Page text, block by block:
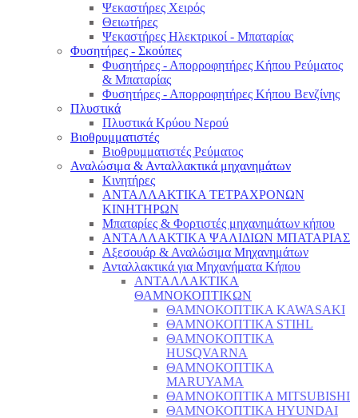
Ψεκαστήρες Χειρός
Θειωτήρες
Ψεκαστήρες Ηλεκτρικοί - Μπαταρίας
Φυσητήρες - Σκούπες
Φυσητήρες - Απορροφητήρες Κήπου Ρεύματος
& Μπαταρίας
Φυσητήρες - Απορροφητήρες Κήπου Βενζίνης
Πλυστικά
Πλυστικά Κρύου Νερού
Βιοθρυμματιστές
Βιοθρυμματιστές Ρεύματος
Αναλώσιμα & Ανταλλακτικά μηχανημάτων
Κινητήρες
ΑΝΤΑΛΛΑΚΤΙΚΑ ΤΕΤΡΑΧΡΟΝΩΝ
ΚΙΝΗΤΗΡΩΝ
Μπαταρίες & Φορτιστές μηχανημάτων κήπου
ΑΝΤΑΛΛΑΚΤΙΚΑ ΨΑΛΙΔΙΩΝ ΜΠΑΤΑΡΙAΣ
Αξεσουάρ & Αναλώσιμα Μηχανημάτων
Ανταλλακτικά για Μηχανήματα Κήπου
ΑΝΤΑΛΛΑΚΤΙΚΑ
ΘΑΜΝΟΚΟΠΤΙΚΩΝ
ΘΑΜΝΟΚΟΠΤΙΚΑ KAWASAKI
ΘΑΜΝΟΚΟΠΤΙΚΑ STIHL
ΘΑΜΝΟΚΟΠΤΙΚΑ
HUSQVARNA
ΘΑΜΝΟΚΟΠΤΙΚΑ
MARUYAMA
ΘΑΜΝΟΚΟΠΤΙΚΑ MITSUBISHI
ΘΑΜΝΟΚΟΠΤΙΚΑ HYUNDAI